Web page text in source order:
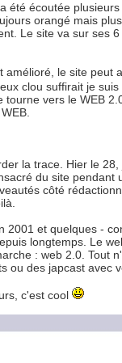
été écoutée
orangé mais
Le site va sur ses
le site peut
clou suffirait je suis
vers le WEB
la trace. Hier le
du site
côté
et quelques -
longtemps. Le
: web 2.0. Tout
ou des japcast avec
c'est cool